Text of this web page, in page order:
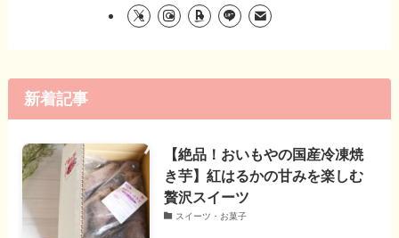
新着記事
【絶品！おいもやの国産冷凍焼
き芋】紅はるかの甘みを楽しむ
贅沢スイーツ
スイーツ・お菓子